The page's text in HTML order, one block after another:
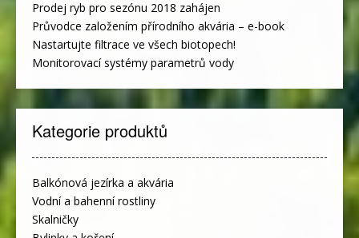
Prodej ryb pro sezónu 2018 zahájen
Průvodce založením přírodního akvária – e-book
Nastartujte filtrace ve všech biotopech!
Monitorovací systémy parametrů vody
Kategorie produktů
Balkónová jezírka a akvária
Vodní a bahenní rostliny
Skalničky